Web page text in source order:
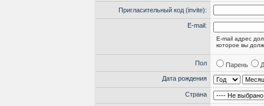
Пригласительный код (invite):
E-mail:
E-mail адрес
которое вы
Пол Парень
Дата рождения
Страна